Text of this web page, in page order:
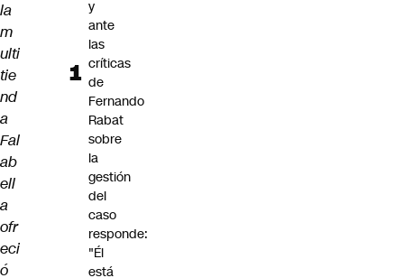
la
m
ulti
tie
nd
a
Fal
ab
ell
a
ofr
eci
ó
y
ante
las
críticas
de
Fernando
Rabat
sobre
la
gestión
del
caso
responde:
"Él
está